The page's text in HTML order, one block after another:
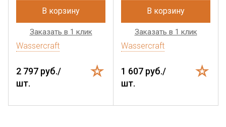
В корзину
Заказать в 1 клик
Wassercraft
2 797 руб./
шт.
В корзину
Заказать в 1 клик
Wassercraft
1 607 руб./
шт.